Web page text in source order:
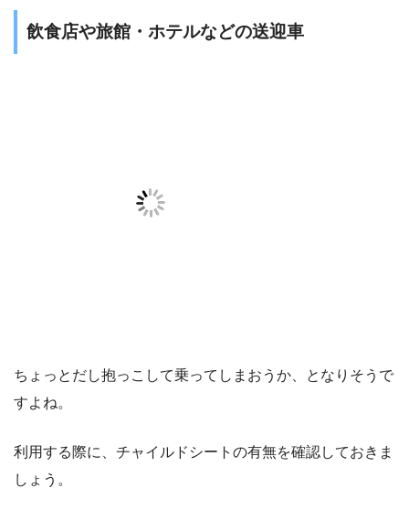
飲食店や旅館・ホテルなどの送迎車
ちょっとだし抱っこして乗ってしまおうか、となりそうで
すよね。
利用する際に、チャイルドシートの有無を確認しておきま
しょう。